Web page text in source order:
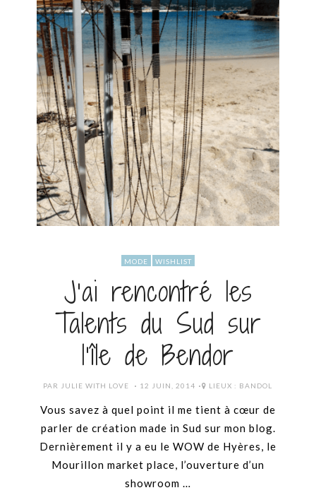
MODE WISHLIST
J’ai rencontré les
Talents du Sud sur
l’île de Bendor
PAR JULIE WITH LOVE
POSTED
12 JUIN, 2014 LIEUX : BANDOL
Vous savez à quel point il me tient à cœur de
parler de création made in Sud sur mon blog.
Dernièrement il y a eu le WOW de Hyères, le
Mourillon market place, l’ouverture d’un
showroom …